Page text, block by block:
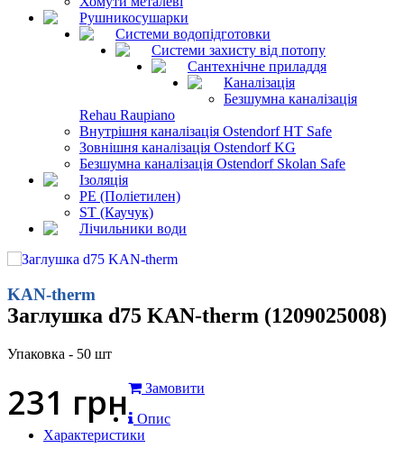
Рушникосушарки
Системи водопідготовки
Системи захисту від потопу
Сантехнічне приладдя
Каналізація
Безшумна каналізація
Rehau Raupiano
Внутрішня каналізація Ostendorf HT Safe
Зовнішня каналізація Ostendorf KG
Безшумна каналізація Ostendorf Skolan Safe
Ізоляція
PE (Поліетилен)
ST (Каучук)
Лічильники води
KAN-therm
Заглушка d75 KAN-therm (1209025008)
Упаковка - 50 шт
231 грн
Замовити
Опис
Характеристики